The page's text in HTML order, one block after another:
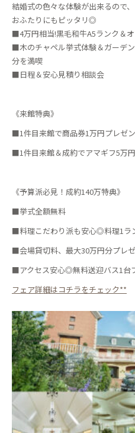
結婚式の色々な体験が出来るので
おふたりにもピッタリ◎
■4万円相当!黒毛和牛A5ランク＆
■木のチャペル挙式体験＆ガーデ
分を満喫
■日程＆安心見積り相談会
《来館特典》
■1件目来館で商品券1万円プレゼ
■1件目来館＆成約でアマギフ5万
《予算派必見！成約140万特典》
■挙式全額無料
■料理こだわり派も安心◎料理1ラ
■会場貸切料、最大30万円分プレ
■アクセス安心◎無料送迎バス1台
フェア詳細はコチラをチェック**